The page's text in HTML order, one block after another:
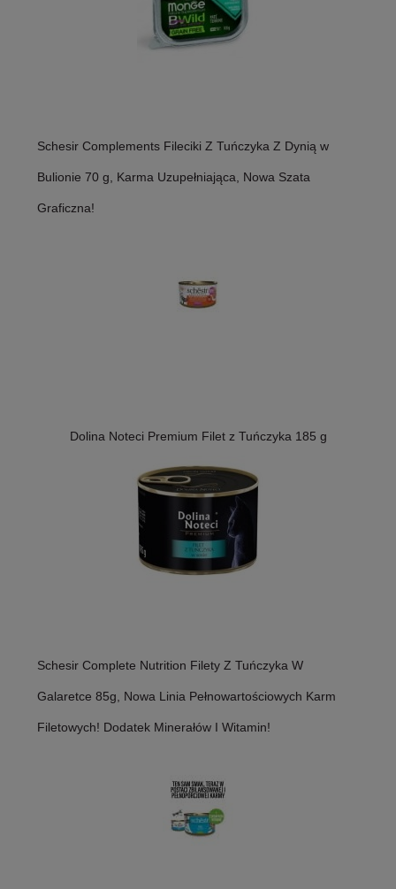
Schesir Complements Fileciki Z Tuńczyka Z Dynią w
Bulionie 70 g, Karma Uzupełniająca, Nowa Szata
Graficzna!
Dolina Noteci Premium Filet z Tuńczyka 185 g
Schesir Complete Nutrition Filety Z Tuńczyka W
Galaretce 85g, Nowa Linia Pełnowartościowych Karm
Filetowych! Dodatek Minerałów I Witamin!